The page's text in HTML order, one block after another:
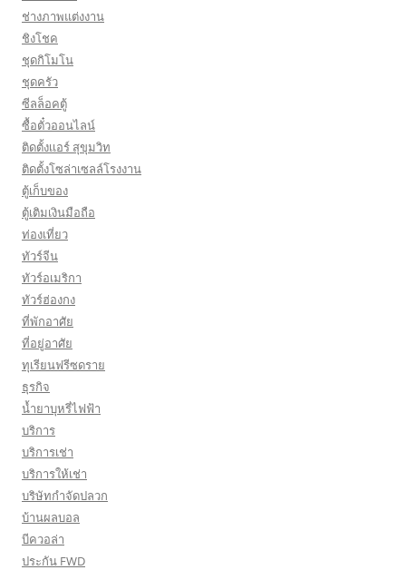
ช่างภาพแต่งงาน
ชิงโชค
ชุดกิโมโน
ชุดครัว
ซีลล็อคตู้
ซื้อตั๋วออนไลน์
ติดตั้งเเอร์ สุขุมวิท
ติดตั้งโซล่าเซลล์โรงงาน
ตู้เก็บของ
ตู้เติมเงินมือถือ
ท่องเที่ยว
ทัวร์จีน
ทัวร์อเมริกา
ทัวร์ฮ่องกง
ที่พักอาศัย
ที่อยู่อาศัย
ทุเรียนฟรีซดราย
ธุรกิจ
น้ำยาบุหรี่ไฟฟ้า
บริการ
บริการเช่า
บริการให้เช่า
บริษัทกำจัดปลวก
บ้านผลบอล
บีควอล่า
ประกัน FWD